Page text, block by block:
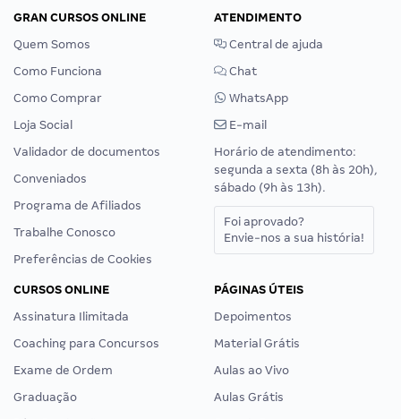
GRAN CURSOS ONLINE
Quem Somos
Como Funciona
Como Comprar
Loja Social
Validador de documentos
Conveniados
Programa de Afiliados
Trabalhe Conosco
Preferências de Cookies
ATENDIMENTO
Central de ajuda
Chat
WhatsApp
E-mail
Horário de atendimento:
segunda a sexta (8h às 20h),
sábado (9h às 13h).
Foi aprovado?
Envie-nos a sua história!
CURSOS ONLINE
Assinatura Ilimitada
Coaching para Concursos
Exame de Ordem
Graduação
PÁGINAS ÚTEIS
Depoimentos
Material Grátis
Aulas ao Vivo
Aulas Grátis